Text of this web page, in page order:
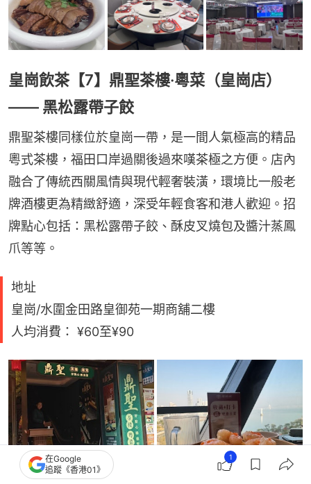
皇崗飲茶【7】鼎聖茶樓·粵菜（皇崗店）
—— 黑松露帶子餃
鼎聖茶樓同樣位於皇崗一帶，是一間人氣極高的精品
粵式茶樓，福田口岸過關後過來嘆茶極之方便。店內
融合了傳統西關風情與現代輕奢裝潢，環境比一般老
牌酒樓更為精緻舒適，深受年輕食客和港人歡迎。招
牌點心包括：黑松露帶子餃、酥皮叉燒包及醬汁蒸鳳
爪等等。
地址
皇崗/水圍金田路皇御苑一期商舖二樓
人均消費： ¥60至¥90
在Google
追蹤《香港01》
1